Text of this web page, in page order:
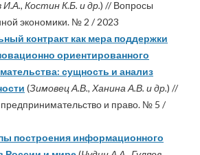
Костин К.Б. и др.) // Вопросы
экономики. № 2 / 2023
контракт как мера поддержки
ориентированного
сущность и анализ
(Зимовец А.В., Ханина А.В. и др.) //
и право. № 5 /
построения информационного